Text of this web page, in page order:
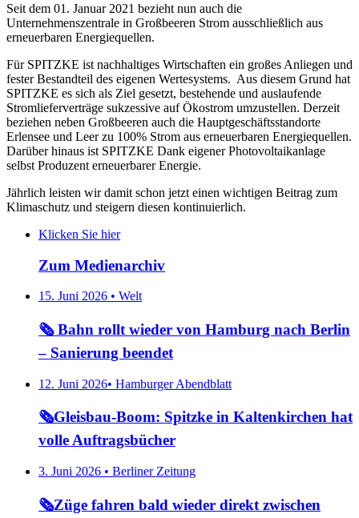
Seit dem 01. Januar 2021 bezieht nun auch die
Unternehmenszentrale in Großbeeren Strom ausschließlich aus
erneuerbaren Energiequellen.
Für SPITZKE ist nachhaltiges Wirtschaften ein großes Anliegen und
fester Bestandteil des eigenen Wertesystems. Aus diesem Grund hat
SPITZKE es sich als Ziel gesetzt, bestehende und auslaufende
Stromlieferverträge sukzessive auf Ökostrom umzustellen. Derzeit
beziehen neben Großbeeren auch die Hauptgeschäftsstandorte
Erlensee und Leer zu 100% Strom aus erneuerbaren Energiequellen.
Darüber hinaus ist SPITZKE Dank eigener Photovoltaikanlage
selbst Produzent erneuerbarer Energie.
Jährlich leisten wir damit schon jetzt einen wichtigen Beitrag zum
Klimaschutz und steigern diesen kontinuierlich.
Klicken Sie hier
Zum Medienarchiv
15. Juni 2026 • Welt
🗞️ Bahn rollt wieder von Hamburg nach Berlin
– Sanierung beendet
12. Juni 2026• Hamburger Abendblatt
🗞️Gleisbau-Boom: Spitzke in Kaltenkirchen hat
volle Auftragsbücher
3. Juni 2026 • Berliner Zeitung
🗞️Züge fahren bald wieder direkt zwischen